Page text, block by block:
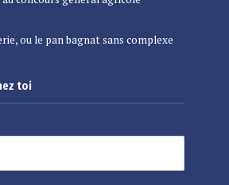
ou le pan bagnat sans complexe
toi